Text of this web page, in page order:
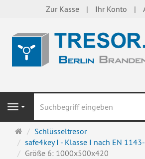
Zur Kasse Ihr Konto
Navigation
Startseite
Schlüsseltresor
safe4key I - Klasse I nach EN
Größe 6: 1000x500x420